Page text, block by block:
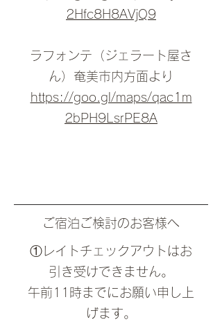
2Hfc8H8AVjQ9
​ラフォンテ（ジェラート屋さ
ん）奄美市内方面より
https://goo.gl/maps/qac1m
2bPH9LsrPE8A
ご宿泊ご検討のお客様へ
①レイトチェックアウトはお
引き受けできません。
​午前11時までにお願い申し上
げます。